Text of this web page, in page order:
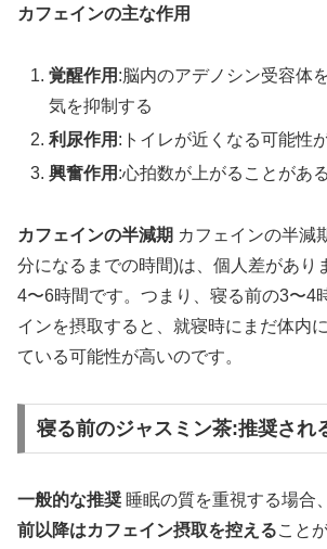
カフェインの主な作用
覚醒作用 :脳内のアデノシン受容体
気を抑制する
利尿作用 :トイレが近くなる可能性
興奮作用 :心拍数が上がることがある
カフェインの半減期 カフェインの半減
分になるまでの時間)は、個人差があり
4〜6時間です。つまり、寝る前の3〜4
インを摂取すると、就寝時にまだ体内
ている可能性が高いのです。
寝る前のジャスミン茶:推奨され
一般的な推奨 睡眠の質を重視する場合、
前以降はカフェイン摂取を控えること